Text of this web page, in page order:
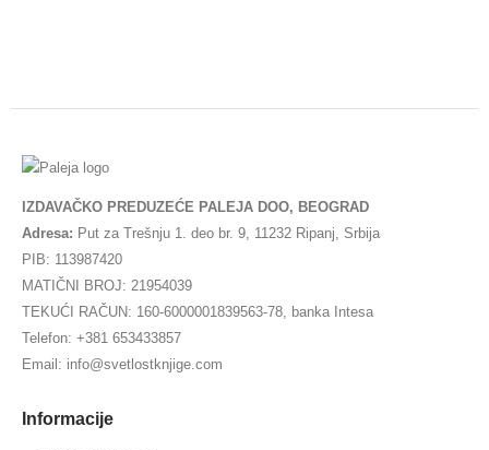
IZDAVAČKO PREDUZEĆE PALEJA DOO, BEOGRAD
Adresa: Put za Trešnju 1. deo br. 9, 11232 Ripanj, Srbija
PIB: 113987420
MATIČNI BROJ: 21954039
TEKUĆI RAČUN: 160-6000001839563-78, banka Intesa
Telefon: +381 653433857
Email: info@svetlostknjige.com
Informacije